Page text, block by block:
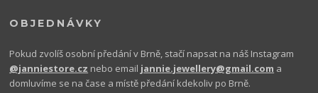
OBJEDNÁVKY
Pokud zvolíš osobní předání v Brně, stačí napsat na náš Instagram
@janniestore.cz nebo email jannie.jewellery@gmail.com a
domluvíme se na čase a místě předání kdekoliv po Brně.